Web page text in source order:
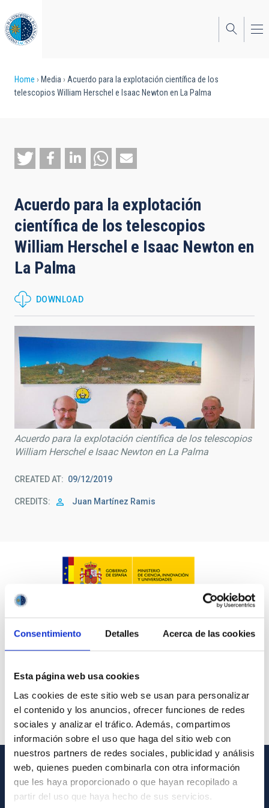
Consentimiento Detalles Acerca de las cookies
Esta página web usa cookies
Las cookies de este sitio web se usan para personalizar
el contenido y los anuncios, ofrecer funciones de redes
sociales y analizar el tráfico. Además, compartimos
información sobre el uso que haga del sitio web con
nuestros partners de redes sociales, publicidad y análisis
web, quienes pueden combinarla con otra información
que les haya proporcionado o que hayan recopilado a
partir del uso que haya hecho de sus servicios.
to
main
content
Breadcrumb
Home Media
Acuerdo para la explotación científica de los
telescopios William Herschel e Isaac Newton en La Palma
Acuerdo para la explotación
científica de los telescopios
William Herschel e Isaac Newton en
La Palma
DOWNLOAD
Acuerdo para la explotación científica de los telescopios
William Herschel e Isaac Newton en La Palma
CREATED AT 09/12/2019
CREDITS Juan Martínez Ramis
GENERAL INFORMATION